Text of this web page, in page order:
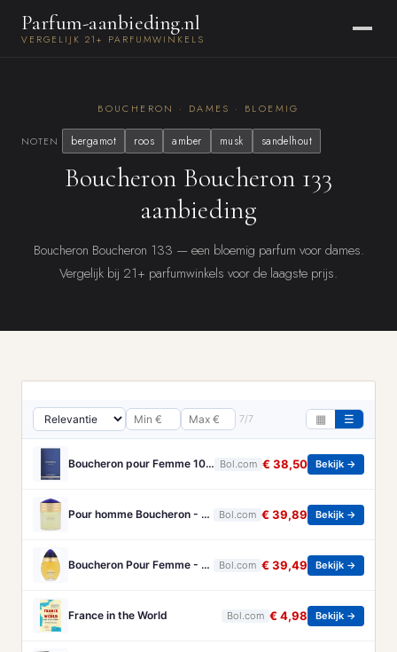
Parfum-aanbieding.nl
VERGELIJK 21+ PARFUMWINKELS
BOUCHERON · DAMES · BLOEMIG
NOTEN bergamot roos amber musk sandelhout
Boucheron Boucheron 133
aanbieding
Boucheron Boucheron 133 — een bloemig parfum voor dames.
Vergelijk bij 21+ parfumwinkels voor de laagste prijs.
7/7 ▦ ☰
Boucheron pour Femme 100 ml Eau de Parfum - Damesparfum Bol.com € 38,50 Bekijk →
Pour homme Boucheron - 100 ml - Eau de parfum Bol.com € 39,89 Bekijk →
Boucheron Pour Femme - 100ml - Eau de toilette Bol.com € 39,49 Bekijk →
France in the World Bol.com € 4,98 Bekijk →